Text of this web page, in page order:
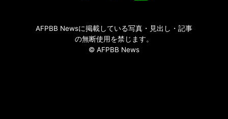
AFPBB Newsに掲載している写真・見出し・記事
の無断使用を禁じます。
© AFPBB News